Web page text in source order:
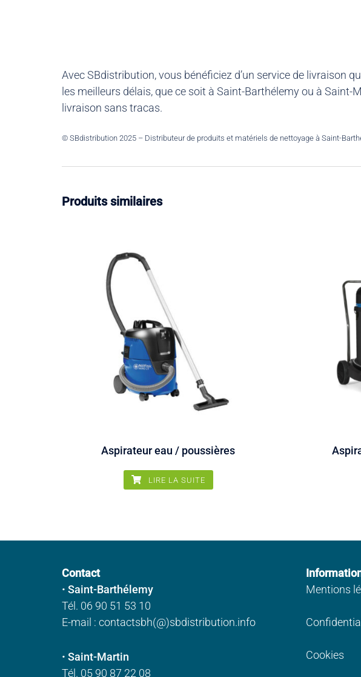
Avec SBdistribution, vous bénéficiez d’un service de livraison
les meilleurs délais, que ce soit à Saint-Barthélemy ou à
livraison sans tracas.
© SBdistribution 2025 – Distributeur de produits et matériels de nettoyage à Saint-
Produits similaires
Aspirateur eau / poussières
LIRE LA SUITE
Contact
• Saint-Barthélemy
Tél. 06 90 51 53 10
E-mail : contactsbh(@)sbdistribution.info
• Saint-Martin
Tél. 05 90 87 22 08
Mentions
Cookies